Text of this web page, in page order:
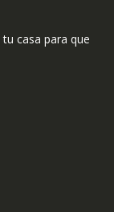
casa para que